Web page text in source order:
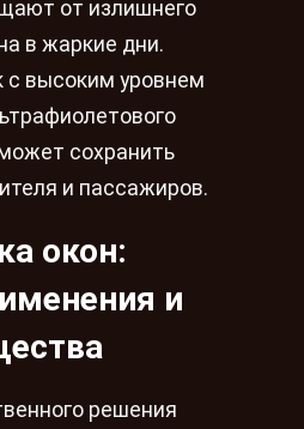
от излишнего
в жаркие дни.
с высоким уровнем
сохранить
и пассажиров.
окон:
и
решения